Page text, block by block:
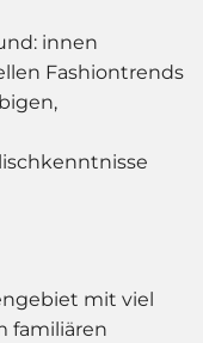
innen
Fashiontrends
mit viel
familiären